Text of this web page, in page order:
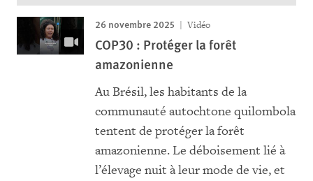
26 novembre 2025 Vidéo
COP30 : Protéger la forêt
amazonienne
Au Brésil, les habitants de la
communauté autochtone quilombola
tentent de protéger la forêt
amazonienne. Le déboisement lié à
l’élevage nuit à leur mode de vie, et